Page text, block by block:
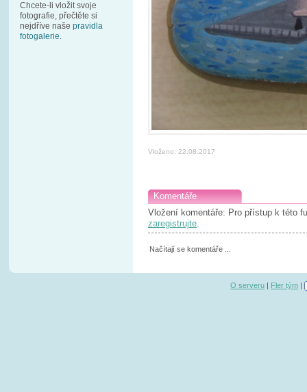
Chcete-li vložit svoje
fotografie, přečtěte si
nejdříve naše pravidla
fotogalerie.
Vloženo: 22.08.2017
Komentáře
Vložení komentáře: Pro přístup k této
zaregistrujte.
Načítají se komentáře ...
O serveru | Fler tým |